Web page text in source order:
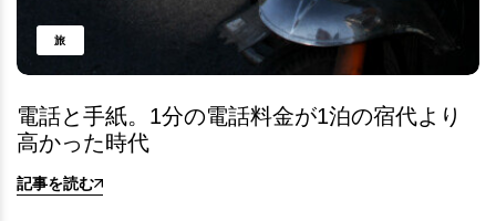
旅
電話と手紙。1分の電話料金が1泊の宿代より
高かった時代
記事を読む